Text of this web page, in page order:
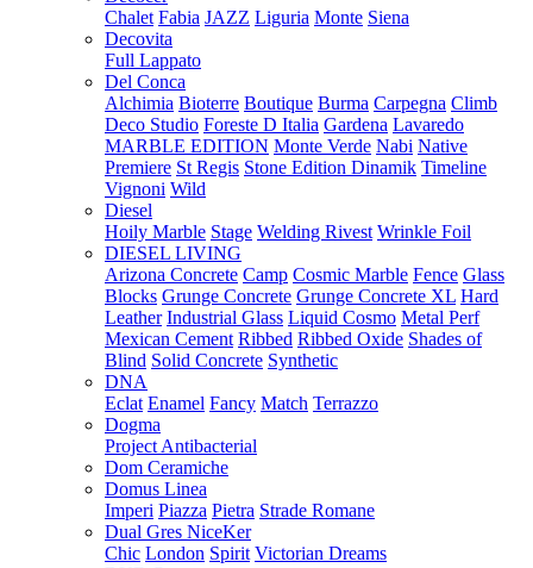
Chalet Fabia JAZZ Liguria Monte Siena
Decovita
Full Lappato
Del Conca
Alchimia Bioterre Boutique Burma Carpegna Climb
Deco Studio Foreste D Italia Gardena Lavaredo
MARBLE EDITION Monte Verde Nabi Native
Premiere St Regis Stone Edition Dinamik Timeline
Vignoni Wild
Diesel
Hoily Marble Stage Welding Rivest Wrinkle Foil
DIESEL LIVING
Arizona Concrete Camp Cosmic Marble Fence Glass
Blocks Grunge Concrete Grunge Concrete XL Hard
Leather Industrial Glass Liquid Cosmo Metal Perf
Mexican Cement Ribbed Ribbed Oxide Shades of
Blind Solid Concrete Synthetic
DNA
Eclat Enamel Fancy Match Terrazzo
Dogma
Project Antibacterial
Dom Ceramiche
Domus Linea
Imperi Piazza Pietra Strade Romane
Dual Gres NiceKer
Chic London Spirit Victorian Dreams